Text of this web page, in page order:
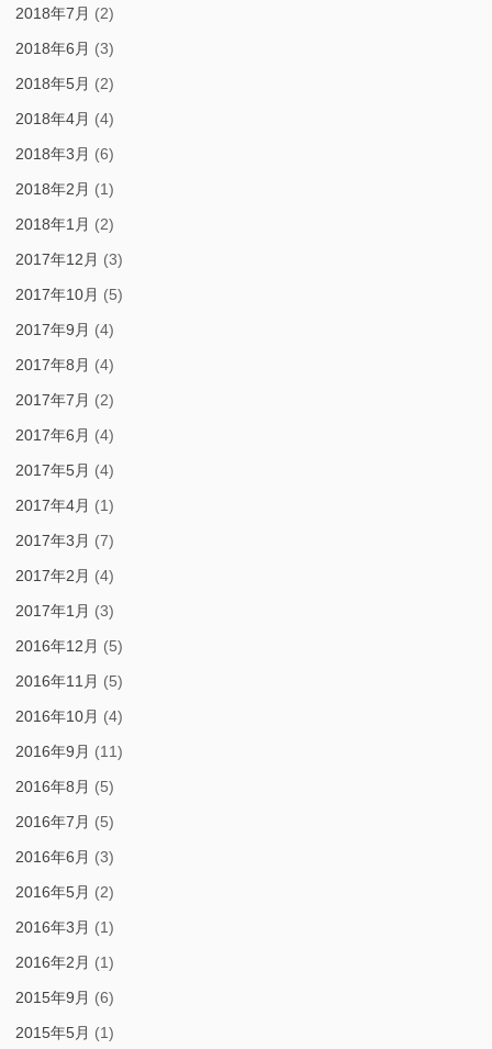
2018年7月 (2)
2018年6月 (3)
2018年5月 (2)
2018年4月 (4)
2018年3月 (6)
2018年2月 (1)
2018年1月 (2)
2017年12月 (3)
2017年10月 (5)
2017年9月 (4)
2017年8月 (4)
2017年7月 (2)
2017年6月 (4)
2017年5月 (4)
2017年4月 (1)
2017年3月 (7)
2017年2月 (4)
2017年1月 (3)
2016年12月 (5)
2016年11月 (5)
2016年10月 (4)
2016年9月 (11)
2016年8月 (5)
2016年7月 (5)
2016年6月 (3)
2016年5月 (2)
2016年3月 (1)
2016年2月 (1)
2015年9月 (6)
2015年5月 (1)